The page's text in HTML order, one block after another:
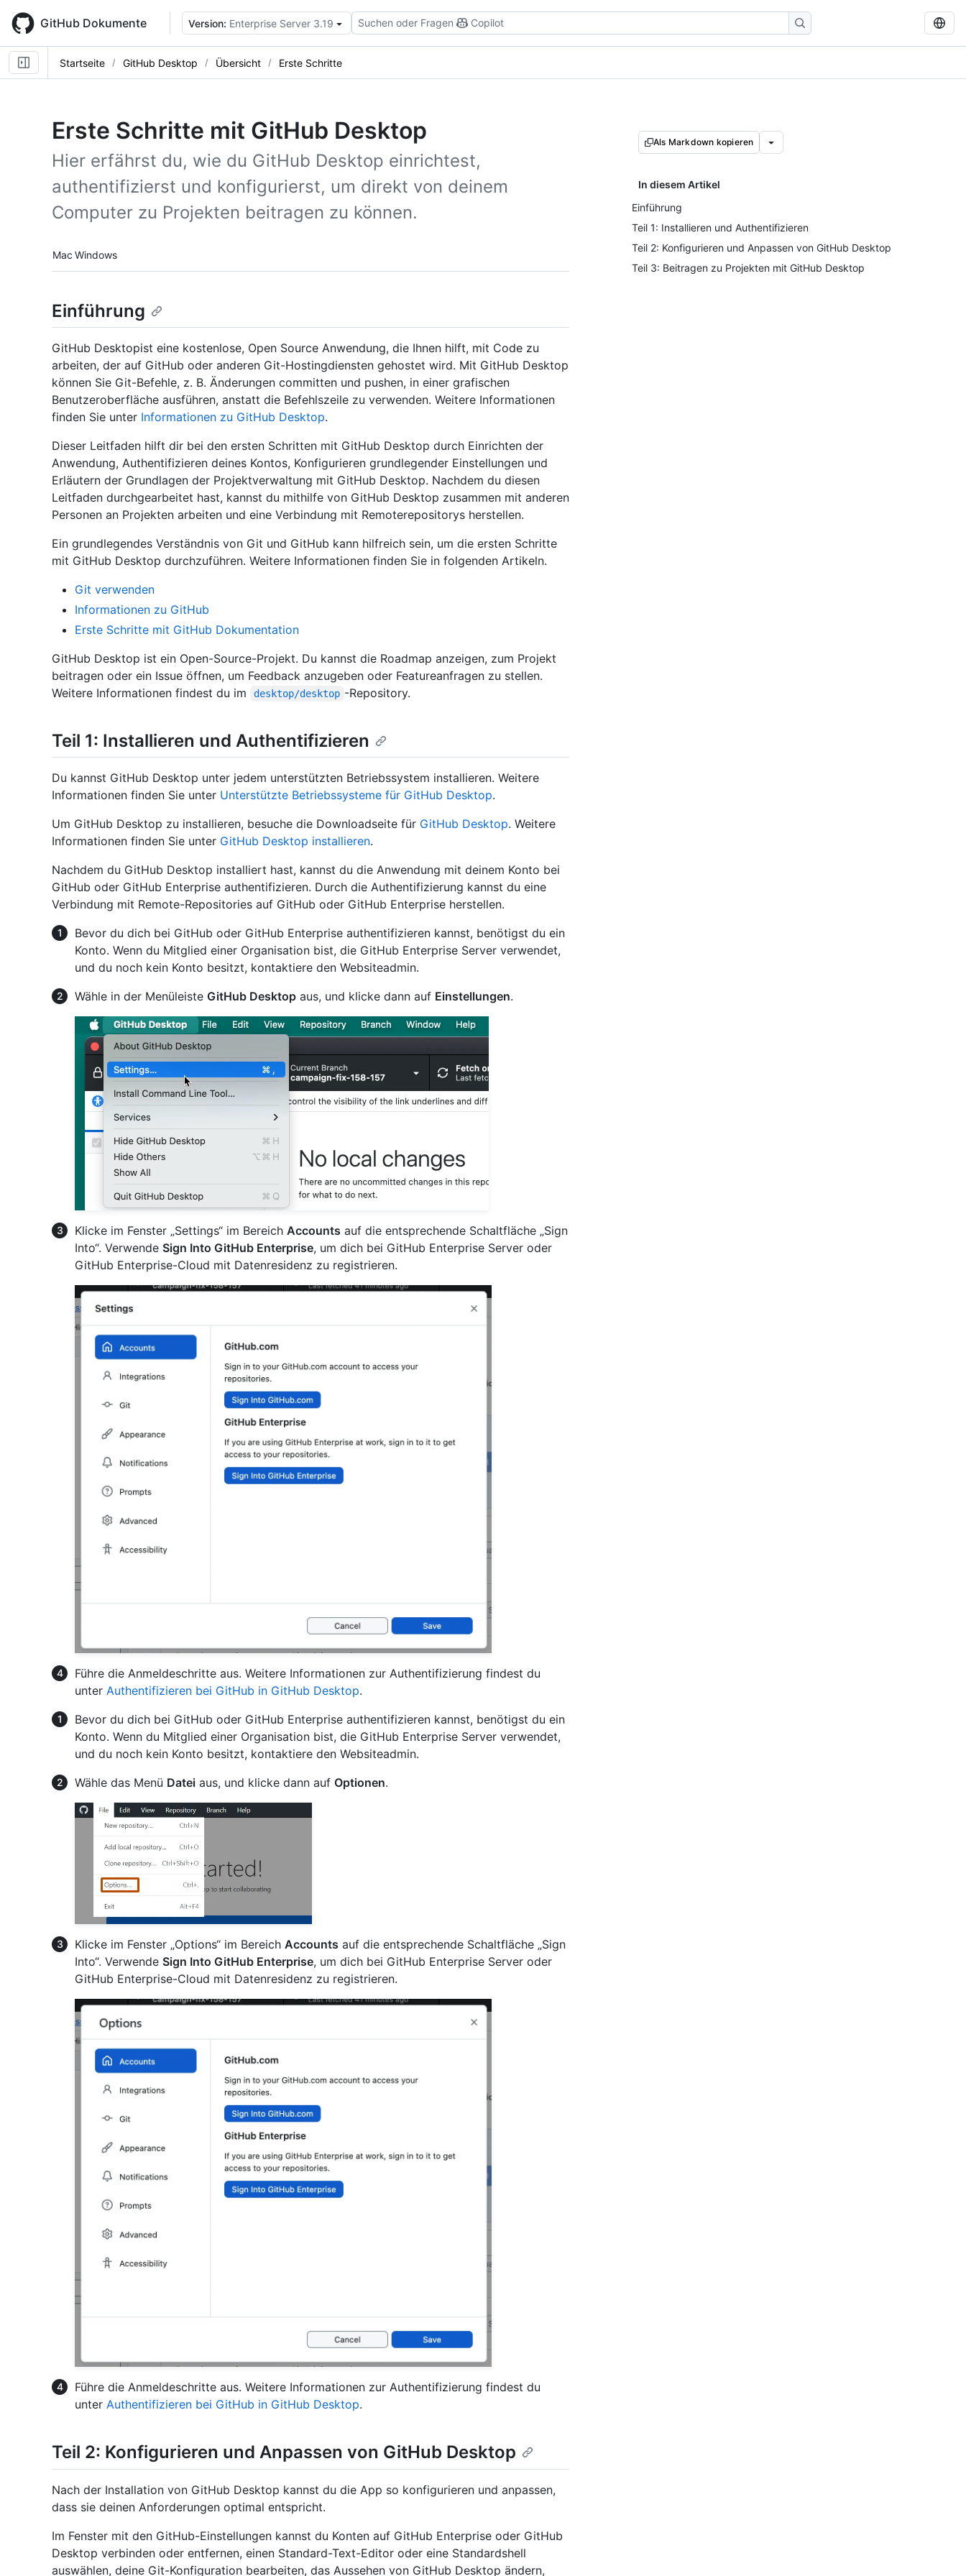
main
content
GitHub Dokumente Version: Enterprise Server 3.19 Suchen oder Fragen Copilot
Startseite GitHub Desktop Übersicht Erste Schritte
Erste Schritte mit GitHub Desktop
Hier erfährst du, wie du GitHub Desktop einrichtest,
authentifizierst und konfigurierst, um direkt von deinem
Computer zu Projekten beitragen zu können.
Platform navigation
Mac Windows
Als Markdown kopieren
In diesem Artikel
Einführung
Teil 1: Installieren und Authentifizieren
Teil 2: Konfigurieren und Anpassen von GitHub Desktop
Teil 3: Beitragen zu Projekten mit GitHub Desktop
Einführung
GitHub Desktopist eine kostenlose, Open Source Anwendung, die Ihnen hilft, mit Code zu
arbeiten, der auf GitHub oder anderen Git-Hostingdiensten gehostet wird. Mit GitHub Desktop
können Sie Git-Befehle, z. B. Änderungen committen und pushen, in einer grafischen
Benutzeroberfläche ausführen, anstatt die Befehlszeile zu verwenden. Weitere Informationen
finden Sie unter Informationen zu GitHub Desktop.
Dieser Leitfaden hilft dir bei den ersten Schritten mit GitHub Desktop durch Einrichten der
Anwendung, Authentifizieren deines Kontos, Konfigurieren grundlegender Einstellungen und
Erläutern der Grundlagen der Projektverwaltung mit GitHub Desktop. Nachdem du diesen
Leitfaden durchgearbeitet hast, kannst du mithilfe von GitHub Desktop zusammen mit anderen
Personen an Projekten arbeiten und eine Verbindung mit Remoterepositorys herstellen.
Ein grundlegendes Verständnis von Git und GitHub kann hilfreich sein, um die ersten Schritte
mit GitHub Desktop durchzuführen. Weitere Informationen finden Sie in folgenden Artikeln.
Git verwenden
Informationen zu GitHub
Erste Schritte mit GitHub Dokumentation
GitHub Desktop ist ein Open-Source-Projekt. Du kannst die Roadmap anzeigen, zum Projekt
beitragen oder ein Issue öffnen, um Feedback anzugeben oder Featureanfragen zu stellen.
Weitere Informationen findest du im
desktop/desktop -Repository.
Teil 1: Installieren und Authentifizieren
Du kannst GitHub Desktop unter jedem unterstützten Betriebssystem installieren. Weitere
Informationen finden Sie unter Unterstützte Betriebssysteme für GitHub Desktop.
Um GitHub Desktop zu installieren, besuche die Downloadseite für GitHub Desktop. Weitere
Informationen finden Sie unter GitHub Desktop installieren.
Nachdem du GitHub Desktop installiert hast, kannst du die Anwendung mit deinem Konto bei
GitHub oder GitHub Enterprise authentifizieren. Durch die Authentifizierung kannst du eine
Verbindung mit Remote-Repositories auf GitHub oder GitHub Enterprise herstellen.
Bevor du dich bei GitHub oder GitHub Enterprise authentifizieren kannst, benötigst du ein
Konto. Wenn du Mitglied einer Organisation bist, die GitHub Enterprise Server verwendet,
und du noch kein Konto besitzt, kontaktiere den Websiteadmin.
Wähle in der Menüleiste GitHub Desktop aus, und klicke dann auf Einstellungen.
Klicke im Fenster „Settings“ im Bereich Accounts auf die entsprechende Schaltfläche „Sign
Into“. Verwende Sign Into GitHub Enterprise, um dich bei GitHub Enterprise Server oder
GitHub Enterprise-Cloud mit Datenresidenz zu registrieren.
Führe die Anmeldeschritte aus. Weitere Informationen zur Authentifizierung findest du
unter Authentifizieren bei GitHub in GitHub Desktop.
Bevor du dich bei GitHub oder GitHub Enterprise authentifizieren kannst, benötigst du ein
Konto. Wenn du Mitglied einer Organisation bist, die GitHub Enterprise Server verwendet,
und du noch kein Konto besitzt, kontaktiere den Websiteadmin.
Wähle das Menü Datei aus, und klicke dann auf Optionen.
Klicke im Fenster „Options“ im Bereich Accounts auf die entsprechende Schaltfläche „Sign
Into“. Verwende Sign Into GitHub Enterprise, um dich bei GitHub Enterprise Server oder
GitHub Enterprise-Cloud mit Datenresidenz zu registrieren.
Führe die Anmeldeschritte aus. Weitere Informationen zur Authentifizierung findest du
unter Authentifizieren bei GitHub in GitHub Desktop.
Teil 2: Konfigurieren und Anpassen von GitHub Desktop
Nach der Installation von GitHub Desktop kannst du die App so konfigurieren und anpassen,
dass sie deinen Anforderungen optimal entspricht.
Im Fenster mit den GitHub-Einstellungen kannst du Konten auf GitHub Enterprise oder GitHub
Desktop verbinden oder entfernen, einen Standard-Text-Editor oder eine Standardshell
auswählen, deine Git-Konfiguration bearbeiten, das Aussehen von GitHub Desktop ändern,